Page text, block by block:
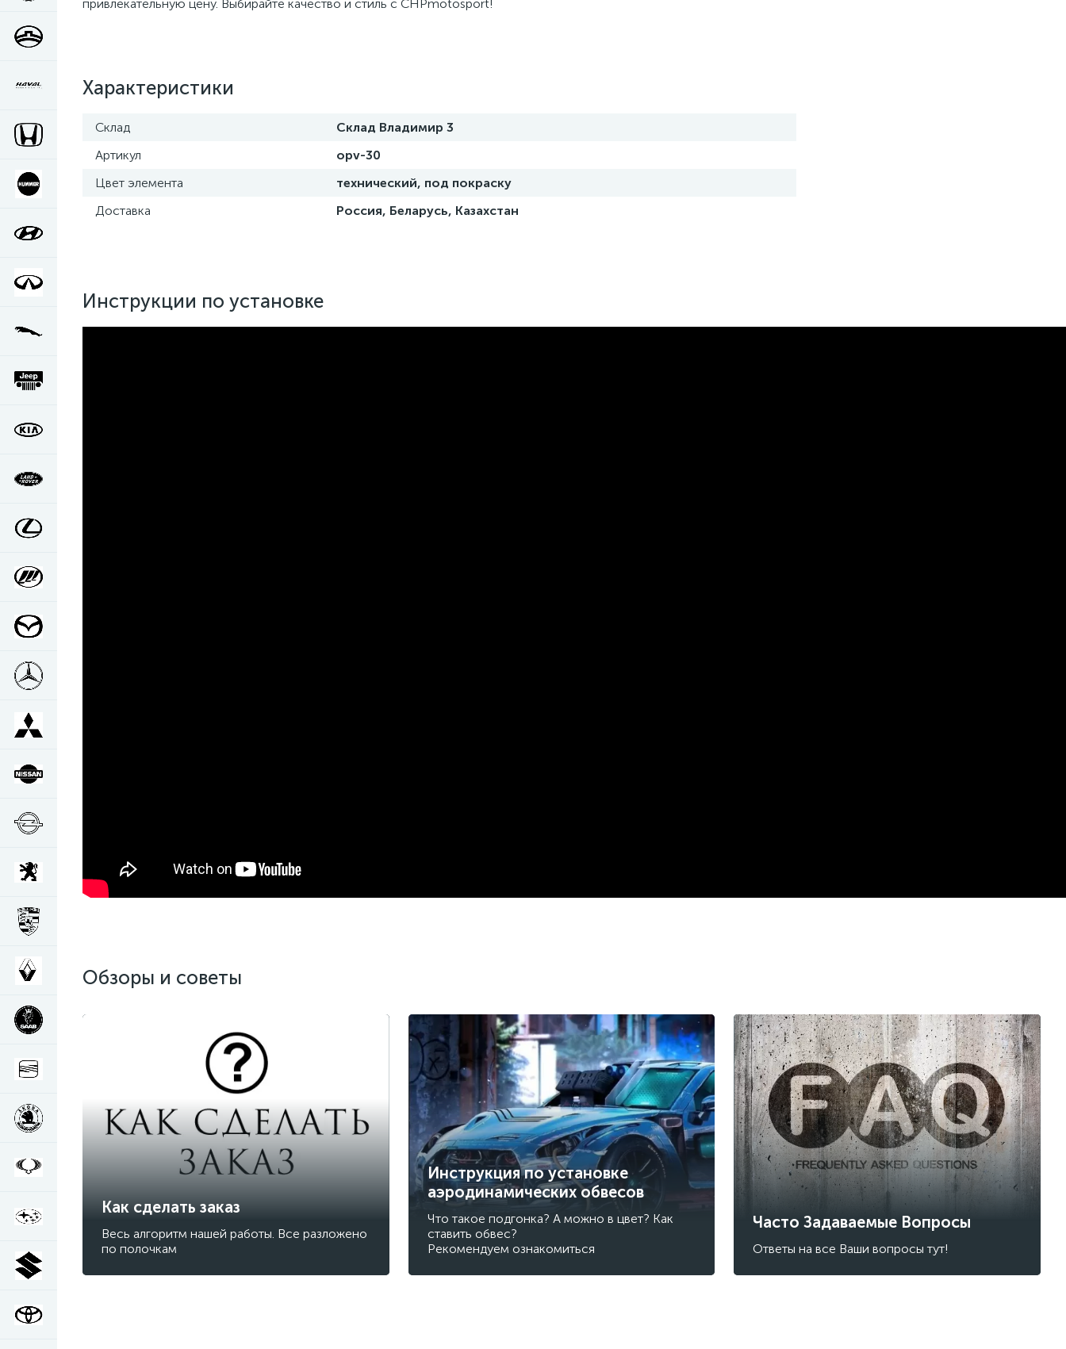
привлекательную цену. Выбирайте качество и стиль с CHPmotosport!
Характеристики
Склад
Склад Владимир 3
Артикул
opv-30
Цвет элемента
технический, под покраску
Доставка
Россия, Беларусь, Казахстан
Инструкции по установке
Обзоры и советы
Как сделать заказ
Весь алгоритм нашей работы. Все разложено
по полочкам
Инструкция по установке
аэродинамических обвесов
Что такое подгонка? А можно в цвет? Как
ставить обвес?
Рекомендуем ознакомиться
Часто Задаваемые Вопросы
Ответы на все Ваши вопросы тут!